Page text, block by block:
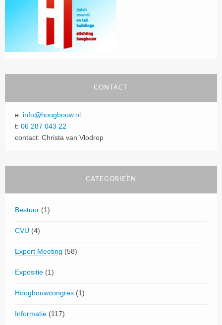
CONTACT
e: info@hoogbouw.nl
t: 06 287 043 22
contact: Christa van Vlodrop
CATEGORIEËN
Bestuur (1)
CVU (4)
Expert Meeting (58)
Expositie (1)
Hoogbouwcongres (1)
Informatie (117)